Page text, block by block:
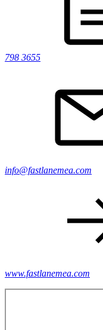
798 3655
info@fastlanemea.com
www.fastlanemea.com